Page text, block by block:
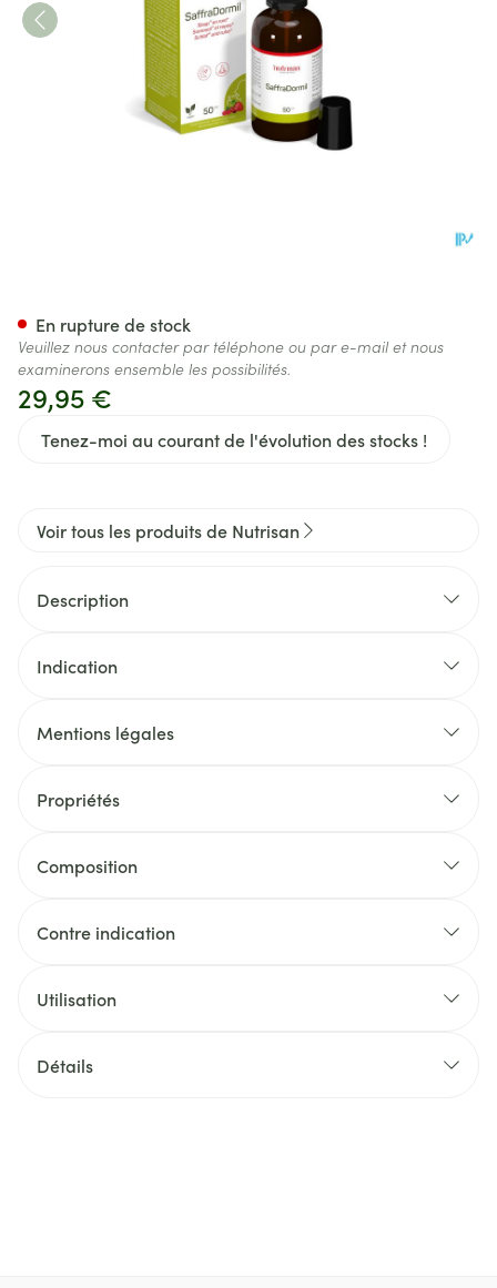
29,95 €
Tenez-moi au courant de l'évolution des stocks !
En rupture de stock
Veuillez nous contacter par téléphone ou par e-mail et nous
examinerons ensemble les possibilités.
Voir tous les produits de Nutrisan
Description
Indication
Mentions légales
Propriétés
Composition
Contre indication
Utilisation
Détails